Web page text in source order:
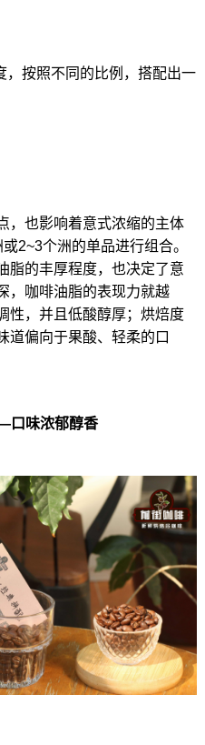
，按照不同的比例，搭配出一
，也影响着意式浓缩的主体
2~3个洲的单品进行组合。
脂的丰厚程度，也决定了意
，咖啡油脂的表现力就越
性，并且低酸醇厚；烘焙度
道偏向于果酸、轻柔的口
口味浓郁醇香